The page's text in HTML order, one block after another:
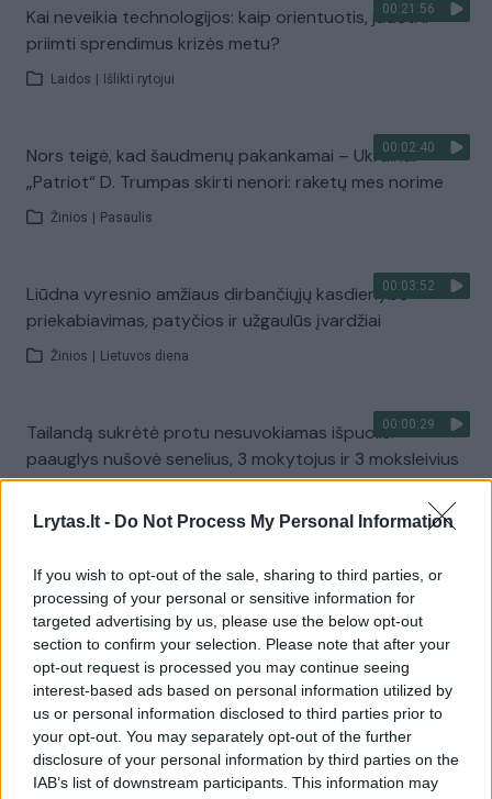
Lrytas.lt - Do Not Process My Personal Information
If you wish to opt-out of the sale, sharing to third parties, or
processing of your personal or sensitive information for
targeted advertising by us, please use the below opt-out
section to confirm your selection. Please note that after your
opt-out request is processed you may continue seeing
interest-based ads based on personal information utilized by
us or personal information disclosed to third parties prior to
your opt-out. You may separately opt-out of the further
disclosure of your personal information by third parties on the
IAB’s list of downstream participants. This information may
00:21:56
Kai neveikia technologijos: kaip orientuotis, judėti ir
priimti sprendimus krizės metu?
Laidos Išlikti rytojui
00:02:40
Nors teigė, kad šaudmenų pakankamai – Ukrainai
„Patriot“ D. Trumpas skirti nenori: raketų mes norime
Žinios Pasaulis
00:03:52
Liūdna vyresnio amžiaus dirbančiųjų kasdienybė –
priekabiavimas, patyčios ir užgaulūs įvardžiai
Žinios Lietuvos diena
00:00:29
Tailandą sukrėtė protu nesuvokiamas išpuolis:
paauglys nušovė senelius, 3 mokytojus ir 3 moksleivius
Visi įrašai
Žiūrimiausi įrašai
00:00:30
Vaizdai iš tragiškos avarijos Vilniaus r.: dviejų moterų ir
vaiko gyvybių išgelbėti nepavyko